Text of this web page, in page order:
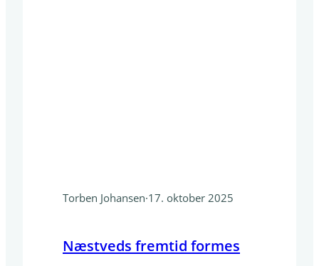
Torben Johansen·17. oktober 2025
Næstveds fremtid formes